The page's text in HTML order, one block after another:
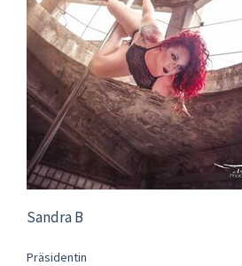
Sandra B
Präsidentin